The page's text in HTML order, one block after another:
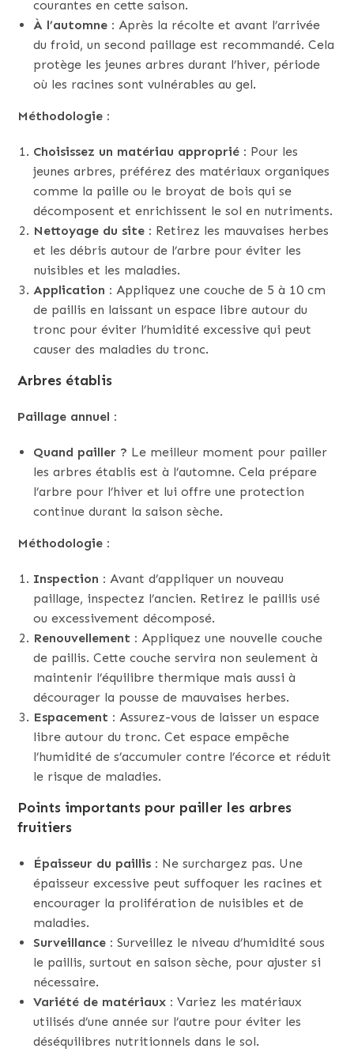
courantes en cette saison.
À l’automne : Après la récolte et avant l’arrivée
du froid, un second paillage est recommandé. Cela
protège les jeunes arbres durant l’hiver, période
où les racines sont vulnérables au gel.
Méthodologie :
Choisissez un matériau approprié : Pour les
jeunes arbres, préférez des matériaux organiques
comme la paille ou le broyat de bois qui se
décomposent et enrichissent le sol en nutriments.
Nettoyage du site : Retirez les mauvaises herbes
et les débris autour de l’arbre pour éviter les
nuisibles et les maladies.
Application : Appliquez une couche de 5 à 10 cm
de paillis en laissant un espace libre autour du
tronc pour éviter l’humidité excessive qui peut
causer des maladies du tronc.
Arbres établis
Paillage annuel :
Quand pailler ? Le meilleur moment pour pailler
les arbres établis est à l’automne. Cela prépare
l’arbre pour l’hiver et lui offre une protection
continue durant la saison sèche.
Méthodologie :
Inspection : Avant d’appliquer un nouveau
paillage, inspectez l’ancien. Retirez le paillis usé
ou excessivement décomposé.
Renouvellement : Appliquez une nouvelle couche
de paillis. Cette couche servira non seulement à
maintenir l’équilibre thermique mais aussi à
décourager la pousse de mauvaises herbes.
Espacement : Assurez-vous de laisser un espace
libre autour du tronc. Cet espace empêche
l’humidité de s’accumuler contre l’écorce et réduit
le risque de maladies.
Points importants pour pailler les arbres
fruitiers
Épaisseur du paillis : Ne surchargez pas. Une
épaisseur excessive peut suffoquer les racines et
encourager la prolifération de nuisibles et de
maladies.
Surveillance : Surveillez le niveau d’humidité sous
le paillis, surtout en saison sèche, pour ajuster si
nécessaire.
Variété de matériaux : Variez les matériaux
utilisés d’une année sur l’autre pour éviter les
déséquilibres nutritionnels dans le sol.